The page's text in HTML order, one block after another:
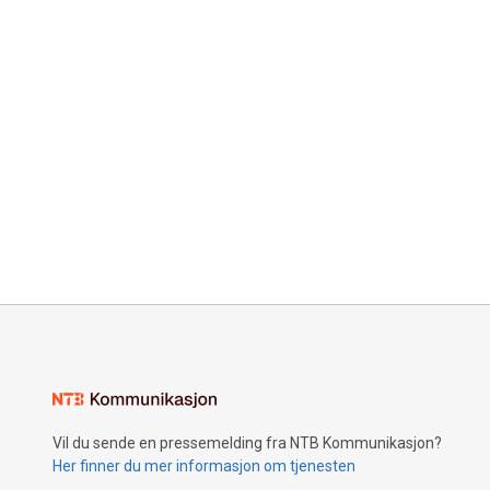
Vil du sende en pressemelding fra NTB Kommunikasjon?
Her finner du mer informasjon om tjenesten